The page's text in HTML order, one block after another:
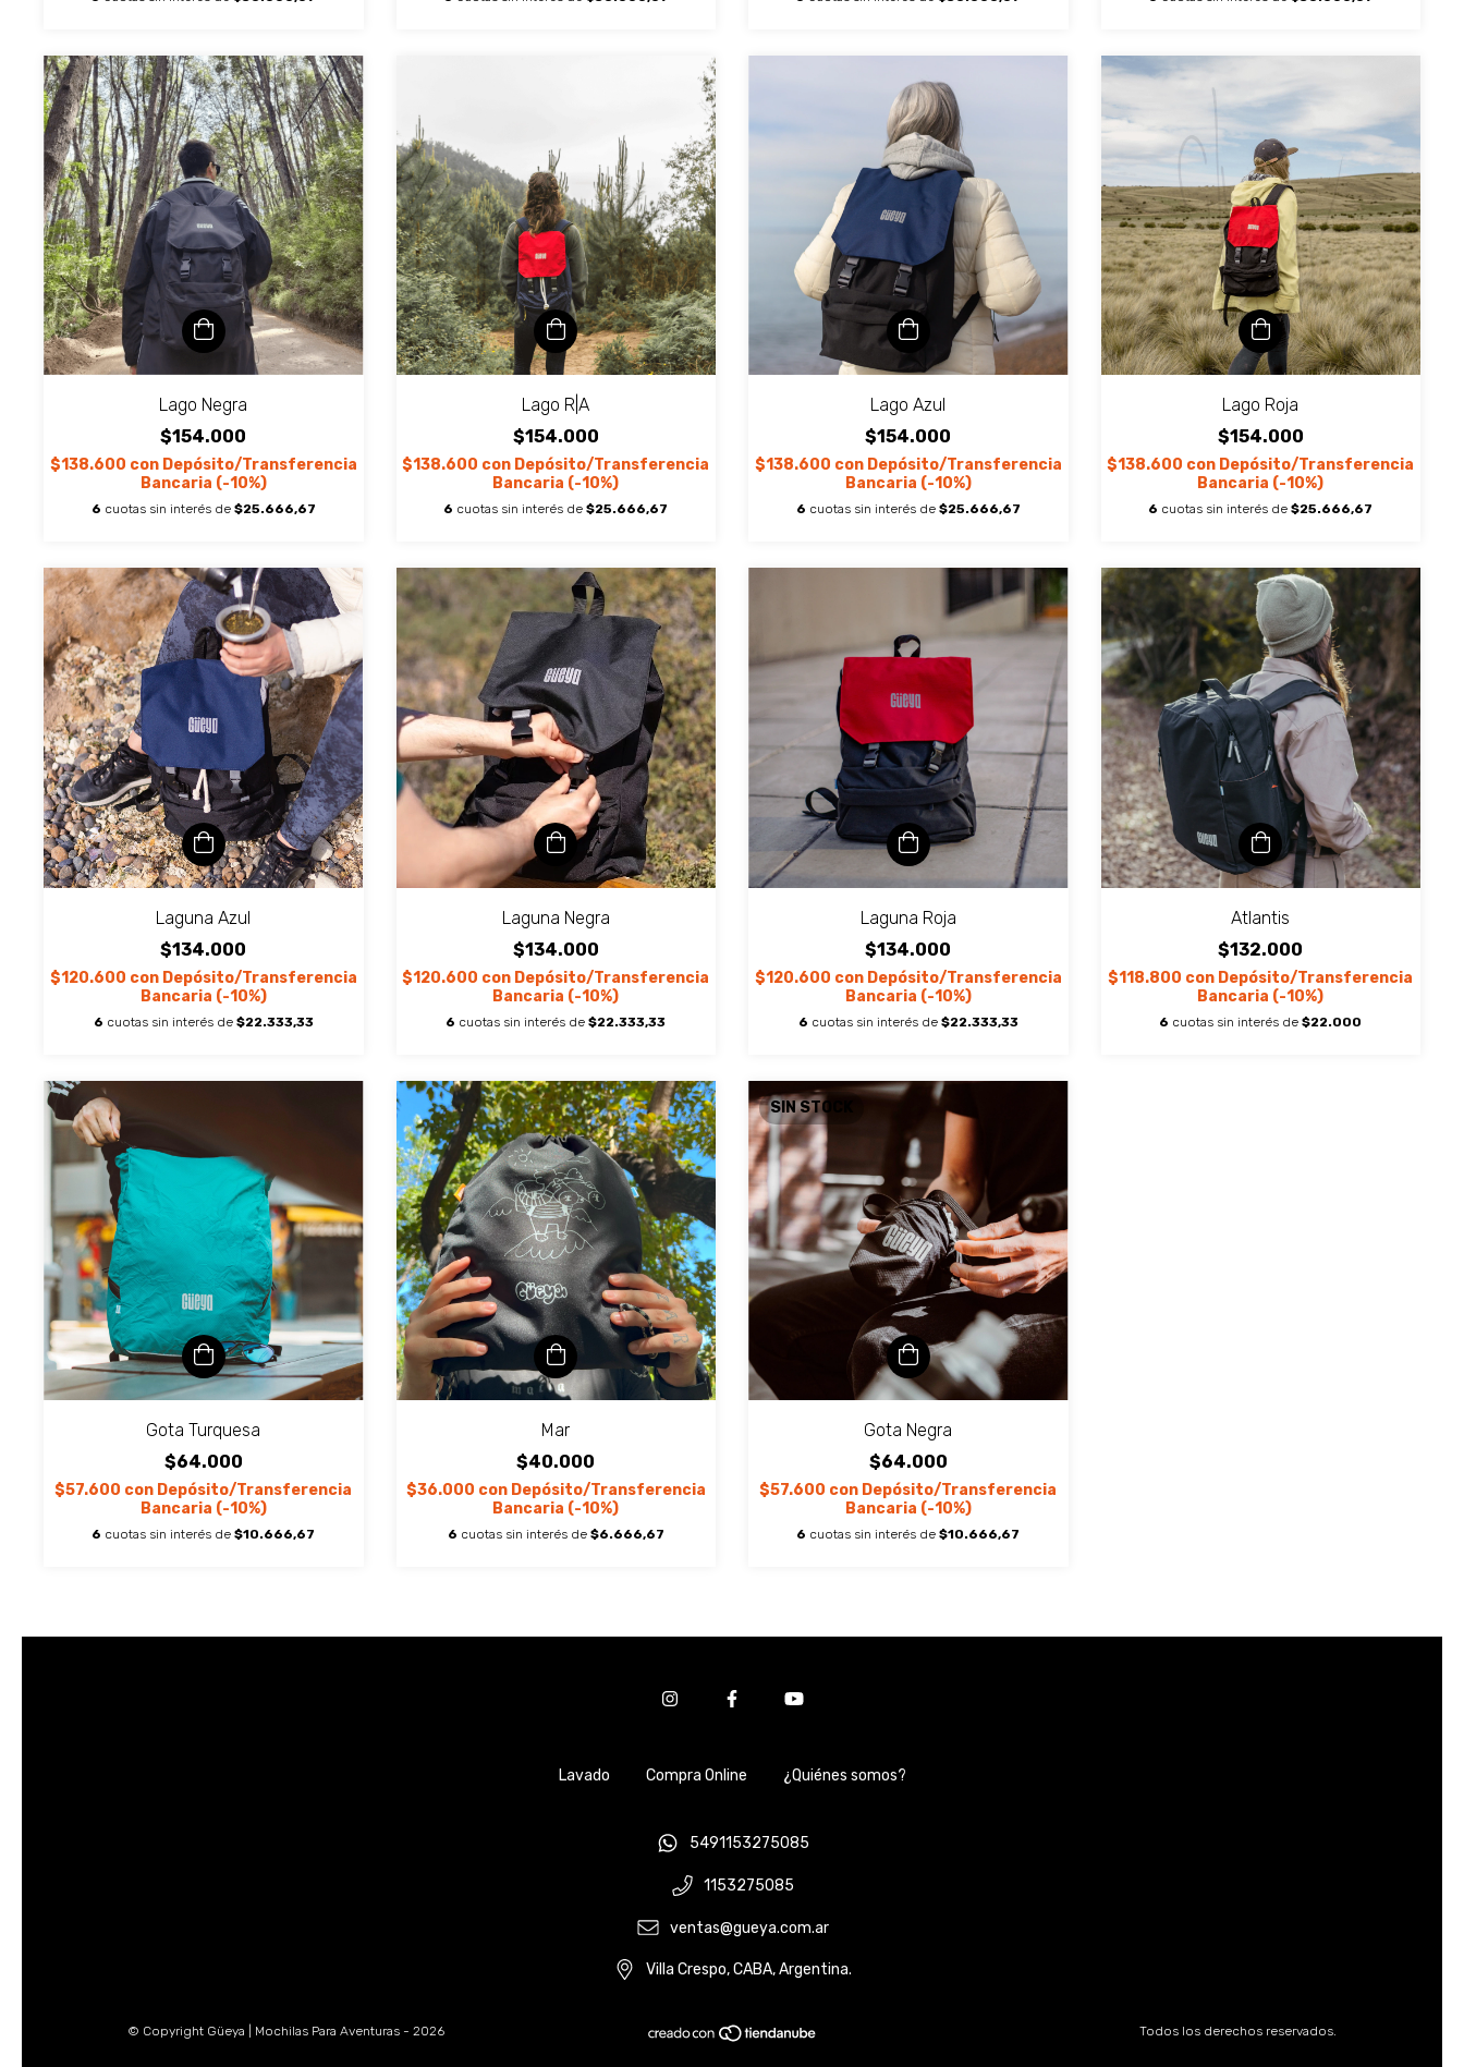
Lago Negra
$154.000
$138.600 con Depósito/Transferencia
Bancaria (-10%)
6 cuotas sin interés de $25.666,67
Lago R|A
$154.000
$138.600 con Depósito/Transferencia
Bancaria (-10%)
6 cuotas sin interés de$25.666,67
Lago Azul
$154.000
$138.600 con Depósito/Transferencia
Bancaria (-10%)
6 cuotas sin interés de $25.666,67
Lago Roja
$154.000
$138.600 con Depósito/Transferencia
Bancaria (-10%)
6 cuotas sin interés de$25.666,67
Laguna Azul
$134.000
$120.600 con Depósito/Transferencia
Bancaria (-10%)
6 cuotas sin interés de $22.333,33
Laguna Negra
$134.000
$120.600 con Depósito/Transferencia
Bancaria (-10%)
6 cuotas sin interés de$22.333,33
Laguna Roja
$134.000
$120.600 con Depósito/Transferencia
Bancaria (-10%)
6 cuotas sin interés de $22.333,33
Atlantis
$132.000
$118.800 con Depósito/Transferencia
Bancaria (-10%)
6 cuotas sin interés de$22.000
Gota Turquesa
$64.000
$57.600 con Depósito/Transferencia
Bancaria (-10%)
6 cuotas sin interés de$10.666,67
Mar
$40.000
$36.000 con Depósito/Transferencia
Bancaria (-10%)
6 cuotas sin interés de $6.666,67
SIN STOCK
Gota Negra
$64.000
$57.600 con Depósito/Transferencia
Bancaria (-10%)
6 cuotas sin interés de$10.666,67
Lavado Compra Online ¿Quiénes somos?
5491153275085
1153275085
ventas@gueya.com.ar
Villa Crespo, CABA, Argentina.
© Copyright Güeya | Mochilas Para Aventuras - 2026 Todos los derechos reservados.